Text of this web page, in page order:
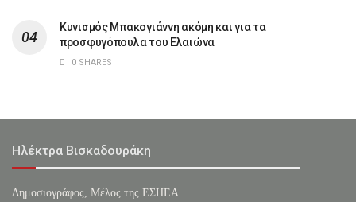
Κυνισμός Μπακογιάννη ακόμη και για τα
προσφυγόπουλα του Ελαιώνα
0 SHARES
Ηλέκτρα Βισκαδουράκη
Δημοσιογράφος, Μέλος της ΕΣHΕΑ